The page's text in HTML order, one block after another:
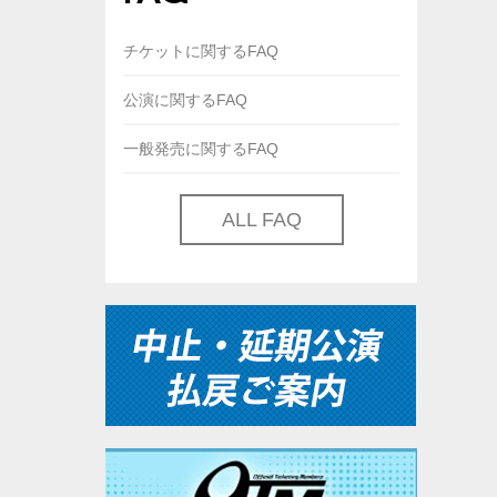
チケットに関するFAQ
公演に関するFAQ
一般発売に関するFAQ
ALL FAQ